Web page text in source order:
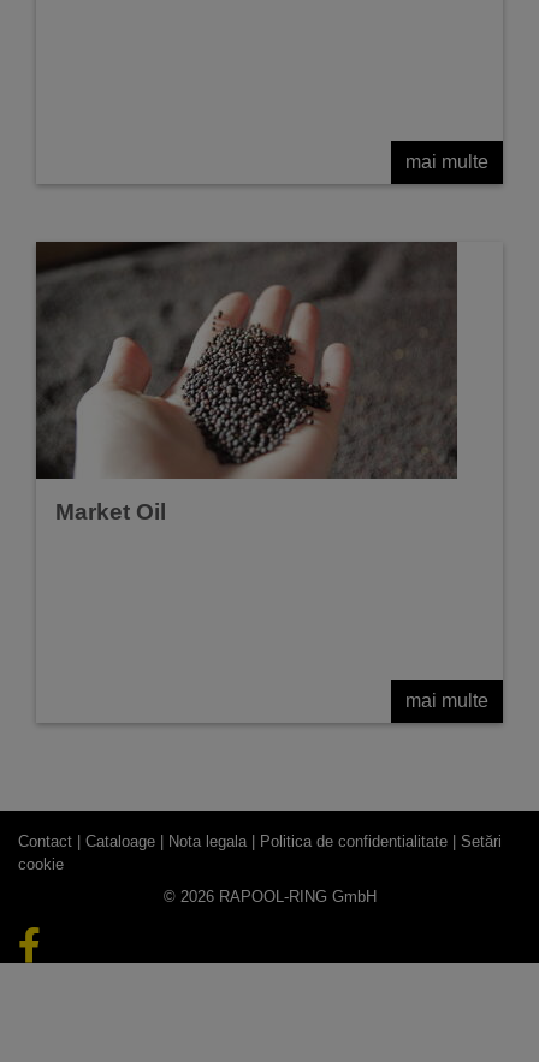
mai multe
Market Oil
mai multe
Contact | Cataloage | Nota legala | Politica de confidentialitate | Setări
cookie
© 2026 RAPOOL-RING GmbH